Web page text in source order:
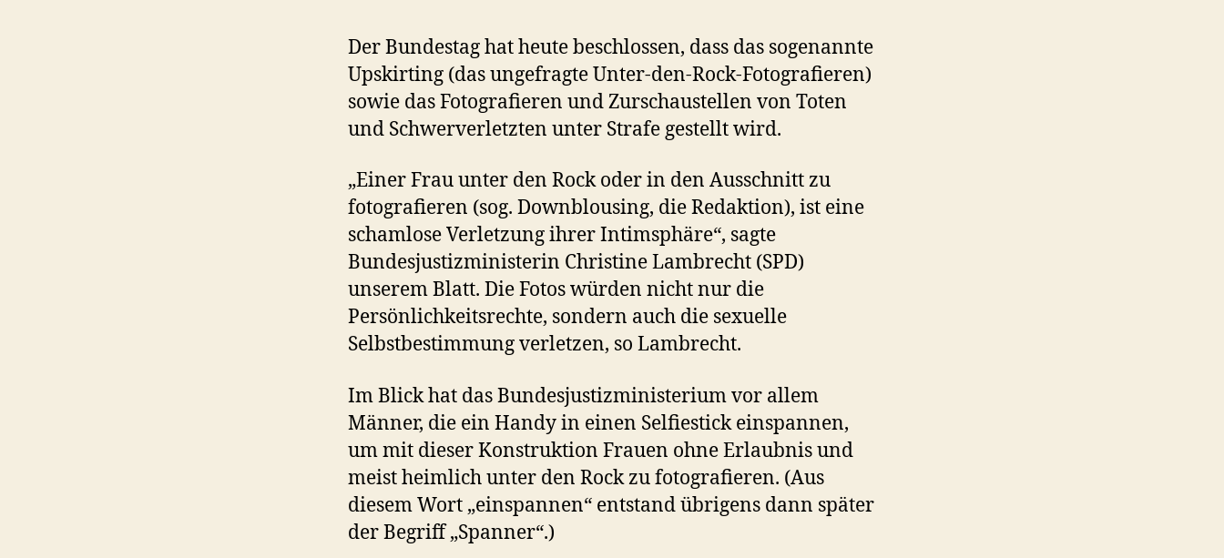
Der Bundestag hat heute beschlossen, dass das sogenannte
Upskirting (das ungefragte Unter-den-Rock-Fotografieren)
sowie das Fotografieren und Zurschaustellen von Toten
und Schwerverletzten unter Strafe gestellt wird.
„Einer Frau unter den Rock oder in den Ausschnitt zu
fotografieren (sog. Downblousing, die Redaktion), ist eine
schamlose Verletzung ihrer Intimsphäre“, sagte
Bundesjustizministerin Christine Lambrecht (SPD)
unserem Blatt. Die Fotos würden nicht nur die
Persönlichkeitsrechte, sondern auch die sexuelle
Selbstbestimmung verletzen, so Lambrecht.
Im Blick hat das Bundesjustizministerium vor allem
Männer, die ein Handy in einen Selfiestick einspannen,
um mit dieser Konstruktion Frauen ohne Erlaubnis und
meist heimlich unter den Rock zu fotografieren. (Aus
diesem Wort „einspannen“ entstand übrigens dann später
der Begriff „Spanner“.)